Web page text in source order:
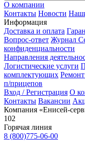
О компании
Контакты Новости
Информация
Доставка и оплата
Вопрос-ответ Журнал
конфиденциальности
Направления
Логистические услуги
комплектующих
п/прицепов
Вход / Регистрация О
Контакты Вакансии
Компания «Енисей-
102
Горячая линия
8 (800)775-06-00